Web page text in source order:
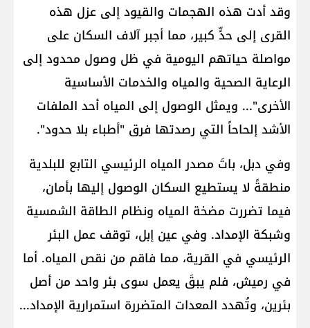
وقد أدت هذه الهجمات والقيود إلى عزل هذه
القرى إلى حدٍّ كبير، مما أجبر آلاف السكان على
مواصلة حياتهم اليومية في ظل وصول محدود إلى
الرعاية الصحية والمياه والخدمات الأساسية
الأخرى"... ويمثل الوصول إلى المياه أحد الملفات
الأشد إلحاحاً التي رصدتها فرق "أطباء بلا حدود".
وفي دبل، باتَ مصدر المياه الرئيسي التابع للبلدية
منطقةً لا يستطيع السكان الوصول إليها بأمان،
فيما تضررت مضخة المياه ونظام الطاقة الشمسية
وشبكة الإمداد. وفي عين إبل، توقف عمل البئر
الرئيسي في القرية، مما فاقم من نقص المياه. أما
في رميش، فلم يبقَ يعمل سوى بئر واحد من أصل
بئرين، وتُهدد المعدات المتضررة استمرارية الإمداد...